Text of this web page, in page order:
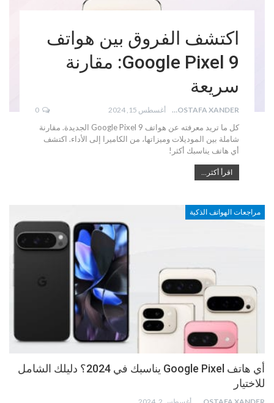
اكتشف الفروق بين هواتف
Google Pixel 9: مقارنة
سريعة
MOSTAFA XANDER أغسطس 15, 2024 0
كل ما تريد معرفته عن هواتف Google Pixel 9 الجديدة. مقارنة
شاملة بين الموديلات وميزاتها، من الكاميرا إلى الأداء. اكتشف
أي هاتف يناسبك أكثر!
اقرأ أكثر...
مراجعات الهواتف الذكية
أي هاتف Google Pixel يناسبك في 2024؟ دليلك الشامل
للاختيار